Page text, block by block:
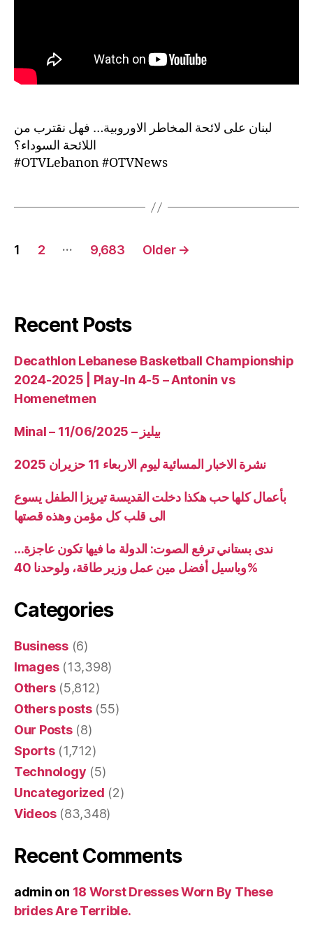
لبنان على لائحة المخاطر الاوروبية… فهل نقترب من
اللائحة السوداء؟
#OTVLebanon #OTVNews
Posts
1 2 … 9,683 Older →
Recent Posts
Decathlon Lebanese Basketball Championship
2024-2025 | Play-In 4-5 – Antonin vs
Homenetmen
Minal – 11/06/2025 – بيليز
نشرة الاخبار المسائية ليوم الاربعاء 11 حزيران 2025
بأعمال كلها حب هكذا دخلت القديسة تيريزا الطفل يسوع
الى قلب كل مؤمن وهذه قصتها
ندى بستاني ترفع الصوت: الدولة ما فيها تكون عاجزة…
وباسيل أفضل مين عمل وزير طاقة، ولوحدنا 40%
Categories
Business(6)
Images(13,398)
Others(5,812)
Others posts(55)
Our Posts(8)
Sports(1,712)
Technology (5)
Uncategorized (2)
Videos(83,348)
Recent Comments
admin on 18 Worst Dresses Worn By These
brides Are Terrible.